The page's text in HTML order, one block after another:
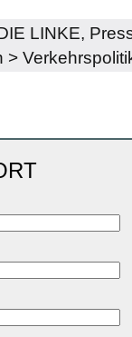
LINKE,
>